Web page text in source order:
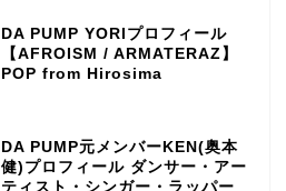
DA PUMP YORIプロフィール
【AFROISM / ARMATERAZ】
POP from Hirosima
DA PUMP元メンバーKEN(奥本
健)プロフィール ダンサー・アー
ティスト・シンガー・ラッパー